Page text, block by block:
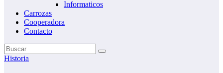
Informaticos
Carrozas
Cooperadora
Contacto
Historia